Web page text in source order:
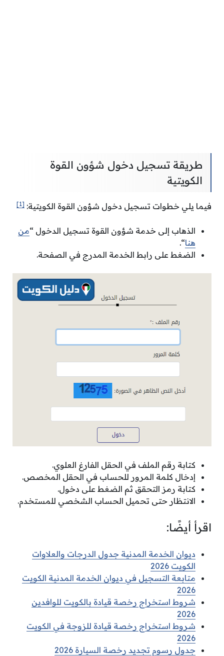
طريقة تسجيل دخول شؤون القوة
الكويتية
فيما يلي خطوات تسجيل دخول شؤون القوة الكويتية: [1]
الذهاب إلى خدمة شؤون القوة تسجيل الدخول “من
هنا“.
الضغط على رابط الخدمة المدرج في الصفحة.
كتابة رقم الملف في الحقل الفارغ العلوي.
إدخال كلمة المرور للحساب في الحقل المخصص.
كتابة رمز التحقق ثم الضغط على دخول.
الانتظار حتى تحميل الحساب الشخصي للمستخدم.
اقرأ أيضًا:
ديوان الخدمة المدنية جدول الدرجات والعلاوات
الكويت 2026
متابعة التسجيل في ديوان الخدمة المدنية الكويت
2026
شروط استخراج رخصة قيادة بالكويت للوافدين
2026
شروط استخراج رخصة قيادة للزوجة في الكويت
2026
جدول رسوم تجديد رخصة السيارة 2026